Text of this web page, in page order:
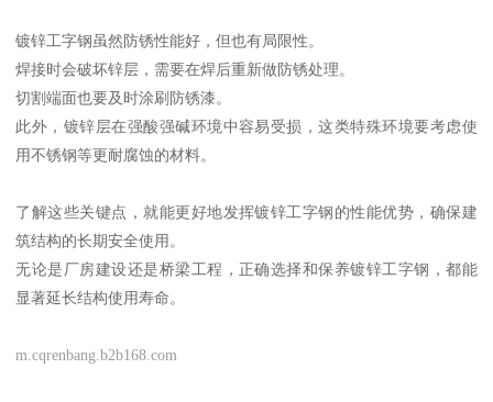
镀锌工字钢虽然防锈性能好，但也有局限性。
焊接时会破坏锌层，需要在焊后重新做防锈处理。
切割端面也要及时涂刷防锈漆。
此外，镀锌层在强酸强碱环境中容易受损，这类特殊环境要考虑使
用不锈钢等更耐腐蚀的材料。
了解这些关键点，就能更好地发挥镀锌工字钢的性能优势，确保建
筑结构的长期安全使用。
无论是厂房建设还是桥梁工程，正确选择和保养镀锌工字钢，都能
显著延长结构使用寿命。
m.cqrenbang.b2b168.com